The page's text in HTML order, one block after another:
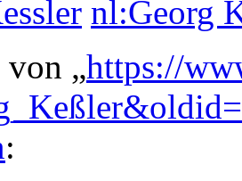
nl:Georg
„https://
: